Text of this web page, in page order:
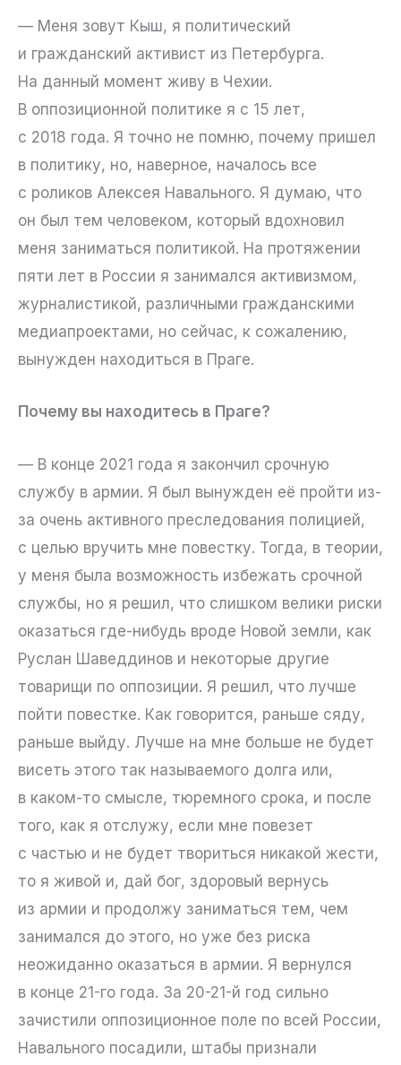
— Меня зовут Кыш, я политический
и гражданский активист из Петербурга.
На данный момент живу в Чехии.
В оппозиционной политике я с 15 лет,
с 2018 года. Я точно не помню, почему пришел
в политику, но, наверное, началось все
с роликов Алексея Навального. Я думаю, что
он был тем человеком, который вдохновил
меня заниматься политикой. На протяжении
пяти лет в России я занимался активизмом,
журналистикой, различными гражданскими
медиапроектами, но сейчас, к сожалению,
вынужден находиться в Праге.
Почему вы находитесь в Праге?
— В конце 2021 года я закончил срочную
службу в армии. Я был вынужден её пройти из-
за очень активного преследования полицией,
с целью вручить мне повестку. Тогда, в теории,
у меня была возможность избежать срочной
службы, но я решил, что слишком велики риски
оказаться где-нибудь вроде Новой земли, как
Руслан Шаведдинов и некоторые другие
товарищи по оппозиции. Я решил, что лучше
пойти повестке. Как говорится, раньше сяду,
раньше выйду. Лучше на мне больше не будет
висеть этого так называемого долга или,
в каком-то смысле, тюремного срока, и после
того, как я отслужу, если мне повезет
с частью и не будет твориться никакой жести,
то я живой и, дай бог, здоровый вернусь
из армии и продолжу заниматься тем, чем
занимался до этого, но уже без риска
неожиданно оказаться в армии. Я вернулся
в конце 21-го года. За 20-21-й год сильно
зачистили оппозиционное поле по всей России,
Навального посадили, штабы признали